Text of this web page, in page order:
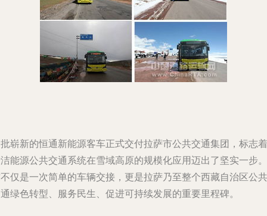
崭新的恒通新能源客车正式交付拉萨市公共交通集团，标志着
能源公共交通系统在雪域高原的规模化应用迈出了坚实一步。
仅是一次简单的车辆交接，更是拉萨乃至整个西藏自治区公共
绿色转型、服务民生、促进可持续发展的重要里程碑。